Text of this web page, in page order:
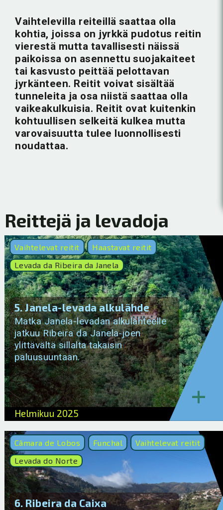
Vaihtelevilla reiteillä saattaa olla
kohtia, joissa on jyrkkä pudotus reitin
vierestä mutta tavallisesti näissä
paikoissa on asennettu suojakaiteet
tai kasvusto peittää pelottavan
jyrkänteen. Reitit voivat sisältää
tunneleita ja osa niistä saattaa olla
vaikeakulkuisia. Reitit ovat kuitenkin
kohtuullisen selkeitä kulkea mutta
varovaisuutta tulee luonnollisesti
noudattaa.
Reittejä ja levadoja
Vaihtelevat reitit
Haastavat reitit
Levada da Ribeira da Janela
5. Janela-levada alkulähde
Matka Janela-levadan alkulähteelle
jatkuu Ribeira da Janela-joen
ylittävältä sillalta takaisin
paluusuuntaan.
Helmikuu 2025
+
Câmara de Lobos Funchal
Vaihtelevat reitit
Levada do Norte
6. Ribeira da Caixa